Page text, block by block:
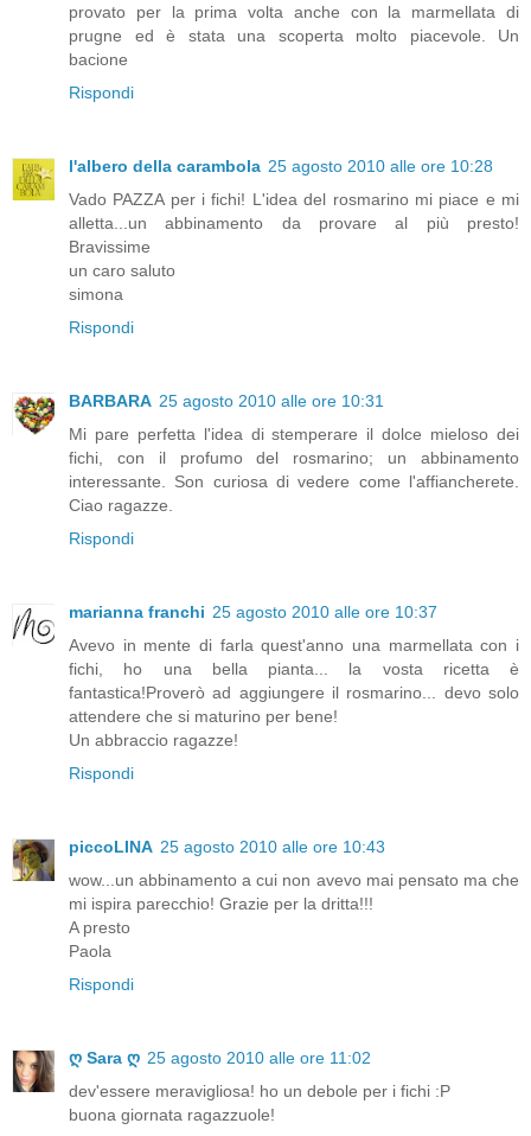
provato per la prima volta anche con la marmellata di
prugne ed è stata una scoperta molto piacevole. Un
bacione
Rispondi
l'albero della carambola 25 agosto 2010 alle ore 10:28
Vado PAZZA per i fichi! L'idea del rosmarino mi piace e mi
alletta...un abbinamento da provare al più presto!
Bravissime
un caro saluto
simona
Rispondi
BARBARA 25 agosto 2010 alle ore 10:31
Mi pare perfetta l'idea di stemperare il dolce mieloso dei
fichi, con il profumo del rosmarino; un abbinamento
interessante. Son curiosa di vedere come l'affiancherete.
Ciao ragazze.
Rispondi
marianna franchi 25 agosto 2010 alle ore 10:37
Avevo in mente di farla quest'anno una marmellata con i
fichi, ho una bella pianta... la vosta ricetta è
fantastica!Proverò ad aggiungere il rosmarino... devo solo
attendere che si maturino per bene!
Un abbraccio ragazze!
Rispondi
piccoLINA 25 agosto 2010 alle ore 10:43
wow...un abbinamento a cui non avevo mai pensato ma che
mi ispira parecchio! Grazie per la dritta!!!
A presto
Paola
Rispondi
ღ Sara ღ 25 agosto 2010 alle ore 11:02
dev'essere meravigliosa! ho un debole per i fichi :P
buona giornata ragazzuole!